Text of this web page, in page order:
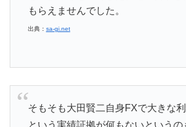
もらえませんでした。
出典： sa-gi.net
そもそも大田賢二自身FXで大きな
という実績証拠が何もないというの